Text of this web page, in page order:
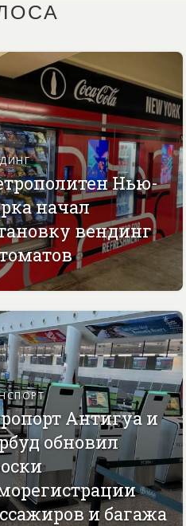
Нью-
начал
вендинг
Антигуа и
обновил
и багажа